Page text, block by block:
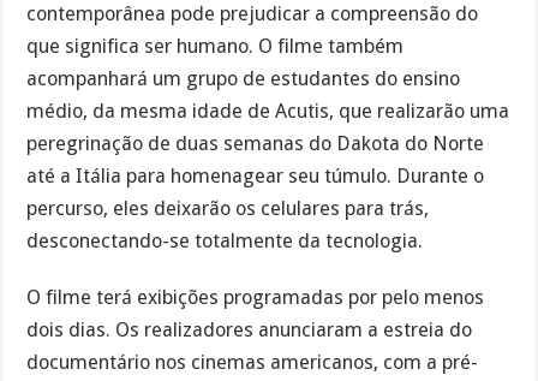
contemporânea pode prejudicar a compreensão do
que significa ser humano. O filme também
acompanhará um grupo de estudantes do ensino
médio, da mesma idade de Acutis, que realizarão uma
peregrinação de duas semanas do Dakota do Norte
até a Itália para homenagear seu túmulo. Durante o
percurso, eles deixarão os celulares para trás,
desconectando-se totalmente da tecnologia.
O filme terá exibições programadas por pelo menos
dois dias. Os realizadores anunciaram a estreia do
documentário nos cinemas americanos, com a pré-